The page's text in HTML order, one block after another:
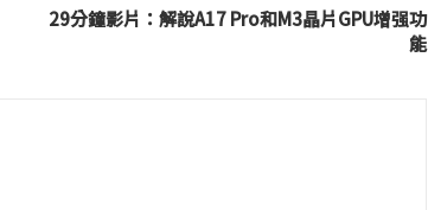
29分鐘影片：解說A17 Pro和M3晶片GPU增强功
能